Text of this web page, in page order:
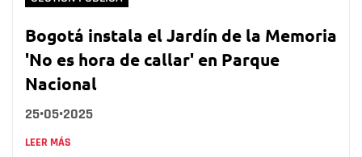
Bogotá instala el Jardín de la Memoria
'No es hora de callar' en Parque
Nacional
25•05•2025
LEER MÁS